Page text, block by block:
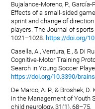
Bujalance-Moreno, P., García-
Effects of a small-sided
sprint and change of
players. The Journal of
1021–1028. https://doi.org/
Casella, A., Ventura, E., & Di
Cognitive-Motor Training
Search in Young Soccer
https://doi.org/10.3390/
De Marco, A. P., & Broshek,
in the Management of Youth
child neurology, 31(1), 68–75.